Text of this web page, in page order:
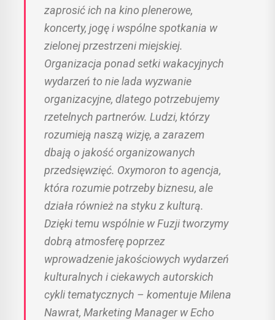
zaprosić ich na kino plenerowe,
koncerty, jogę i wspólne spotkania w
zielonej przestrzeni miejskiej.
Organizacja ponad setki wakacyjnych
wydarzeń to nie lada wyzwanie
organizacyjne, dlatego potrzebujemy
rzetelnych partnerów. Ludzi, którzy
rozumieją naszą wizję, a zarazem
dbają o jakość organizowanych
przedsięwzięć. Oxymoron to agencja,
która rozumie potrzeby biznesu, ale
działa również na styku z kulturą.
Dzięki temu wspólnie w Fuzji tworzymy
dobrą atmosferę poprzez
wprowadzenie jakościowych wydarzeń
kulturalnych i ciekawych autorskich
cykli tematycznych – komentuje Milena
Nawrat, Marketing Manager w Echo